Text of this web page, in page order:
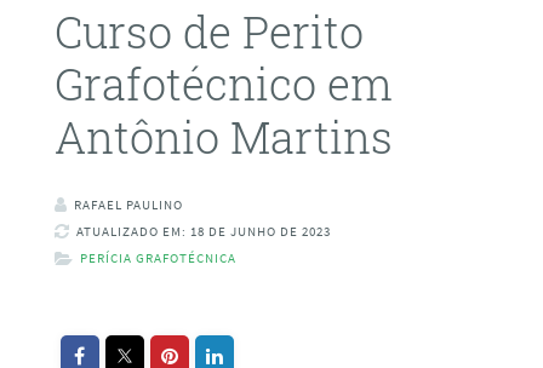
Curso de Perito
Grafotécnico em
Antônio Martins
RAFAEL PAULINO
ATUALIZADO EM: 18 DE JUNHO DE 2023
PERÍCIA GRAFOTÉCNICA